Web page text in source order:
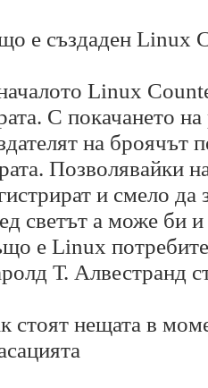
е създаден Linux
Linux
С покачането
на броячът
Позволявайки
и смело да
светът а може би и
е Linux
Т. Алвестранд
стоят нещата в